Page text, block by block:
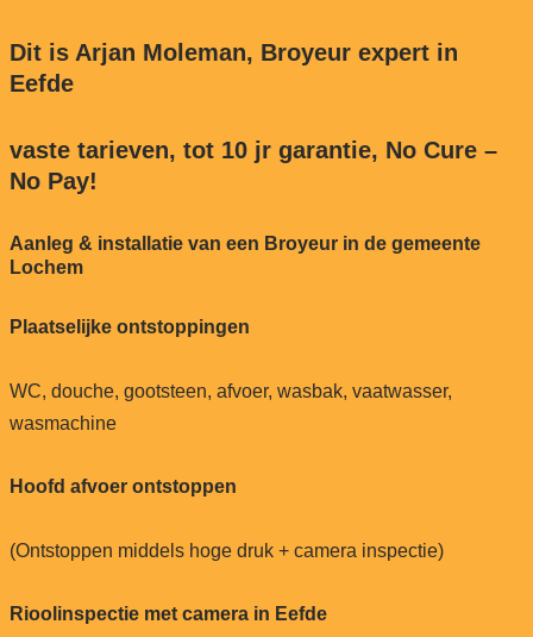
Dit is Arjan Moleman, Broyeur expert in
Eefde
vaste tarieven, tot 10 jr garantie, No Cure –
No Pay!
Aanleg & installatie van een Broyeur in de gemeente
Lochem
Plaatselijke ontstoppingen
WC, douche, gootsteen, afvoer, wasbak, vaatwasser,
wasmachine
Hoofd afvoer ontstoppen
(Ontstoppen middels hoge druk + camera inspectie)
Rioolinspectie met camera in Eefde